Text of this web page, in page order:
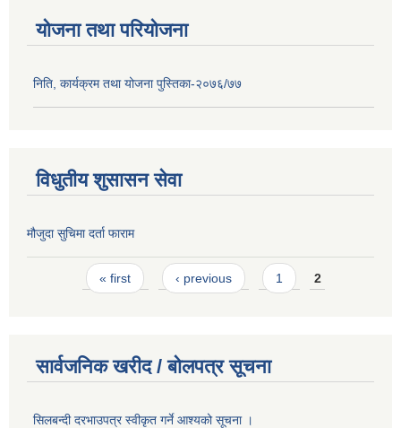
योजना तथा परियोजना
निति, कार्यक्रम तथा योजना पुस्तिका-२०७६/७७
विधुतीय शुसासन सेवा
मौजुदा सुचिमा दर्ता फाराम
Pages« first ‹ previous 1 2
सार्वजनिक खरीद / बोलपत्र सूचना
सिलबन्दी दरभाउपत्र स्वीकृत गर्ने आश्यको सूचना ।